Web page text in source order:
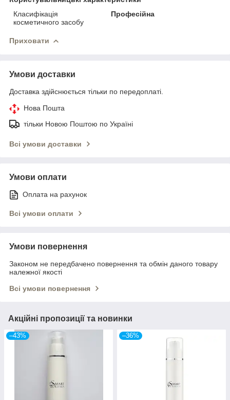
Класифікація
косметичного засобу
Професійна
Приховати
Умови доставки
Доставка здійснюється тільки по передоплаті.
Нова Пошта
тільки Новою Поштою по Україні
Всі умови доставки
Умови оплати
Оплата на рахунок
Всі умови оплати
Умови повернення
Законом не передбачено повернення та обмін даного товару
належної якості
Всі умови повернення
Акційні пропозиції та новинки
–43% –36%